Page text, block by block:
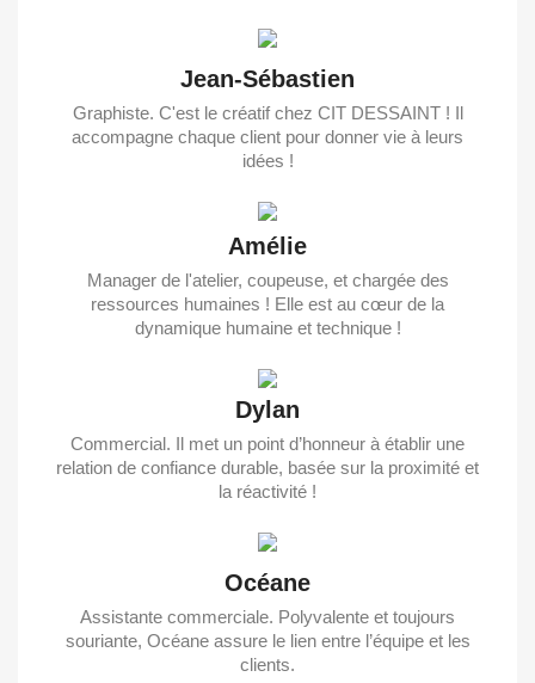
Jean-Sébastien
Graphiste. C'est le créatif chez CIT DESSAINT ! Il
accompagne chaque client pour donner vie à leurs
idées !
Amélie
Manager de l'atelier, coupeuse, et chargée des
ressources humaines ! Elle est au cœur de la
dynamique humaine et technique !
Dylan
Commercial. Il met un point d’honneur à établir une
relation de confiance durable, basée sur la proximité et
la réactivité !
Océane
Assistante commerciale. Polyvalente et toujours
souriante, Océane assure le lien entre l’équipe et les
clients.